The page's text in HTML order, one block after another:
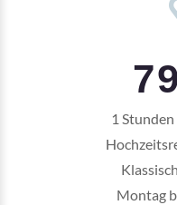
1
Montag